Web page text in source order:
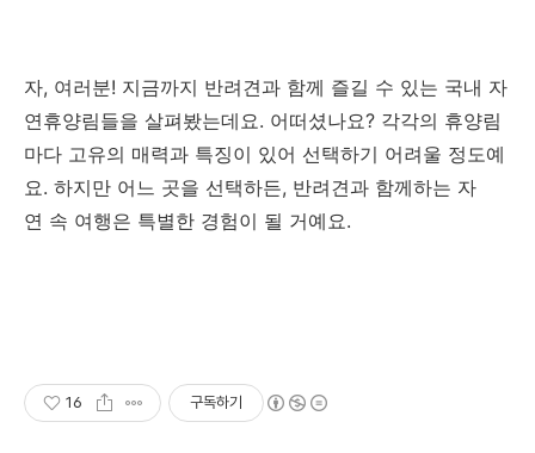
자, 여러분! 지금까지 반려견과 함께 즐길 수 있는 국내 자
연휴양림들을 살펴봤는데요. 어떠셨나요? 각각의 휴양림
마다 고유의 매력과 특징이 있어 선택하기 어려울 정도예
요. 하지만 어느 곳을 선택하든, 반려견과 함께하는 자
연 속 여행은 특별한 경험이 될 거예요.
16 구독하기